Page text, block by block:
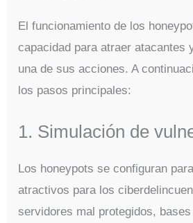
El funcionamiento de los
capacidad para atraer atacantes
una de sus acciones. A
los pasos principales:
1. Simulación de
Los honeypots se configuran
atractivos para los
servidores mal protegidos,